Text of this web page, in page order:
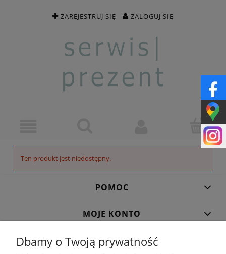
ZAREJESTRUJ SIĘ ZALOGUJ SIĘ
Ten produkt jest niedostępny.
POMOC
MOJE KONTO
PŁATNOŚCI I DOSTAWA
Dbamy o Twoją prywatność